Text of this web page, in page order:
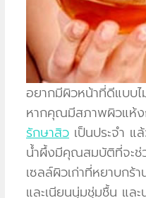
อยากมีผิวหน้าที่ดีแบบ
หากคุณมีสภาพผิวแห้ง
รักษาสิว เป็นประจำ แ
น้ำผึ้งมีคุณสมบัติที่จะช่
เซลล์ผิวเก่าที่หยาบก
และเนียนนุ่มชุ่มชื้น แล